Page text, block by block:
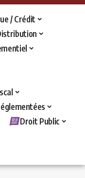
/ Crédit
Droit Public
/ Finances>Droit pénal